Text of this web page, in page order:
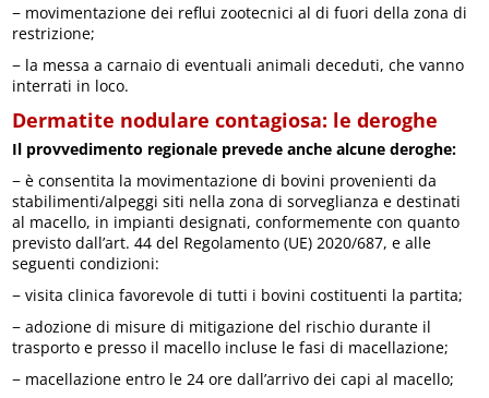
− movimentazione dei reflui zootecnici al di fuori della zona di
restrizione;
− la messa a carnaio di eventuali animali deceduti, che vanno
interrati in loco.
Dermatite nodulare contagiosa: le deroghe
Il provvedimento regionale prevede anche alcune deroghe:
− è consentita la movimentazione di bovini provenienti da
stabilimenti/alpeggi siti nella zona di sorveglianza e destinati
al macello, in impianti designati, conformemente con quanto
previsto dall’art. 44 del Regolamento (UE) 2020/687, e alle
seguenti condizioni:
− visita clinica favorevole di tutti i bovini costituenti la partita;
− adozione di misure di mitigazione del rischio durante il
trasporto e presso il macello incluse le fasi di macellazione;
− macellazione entro le 24 ore dall’arrivo dei capi al macello;